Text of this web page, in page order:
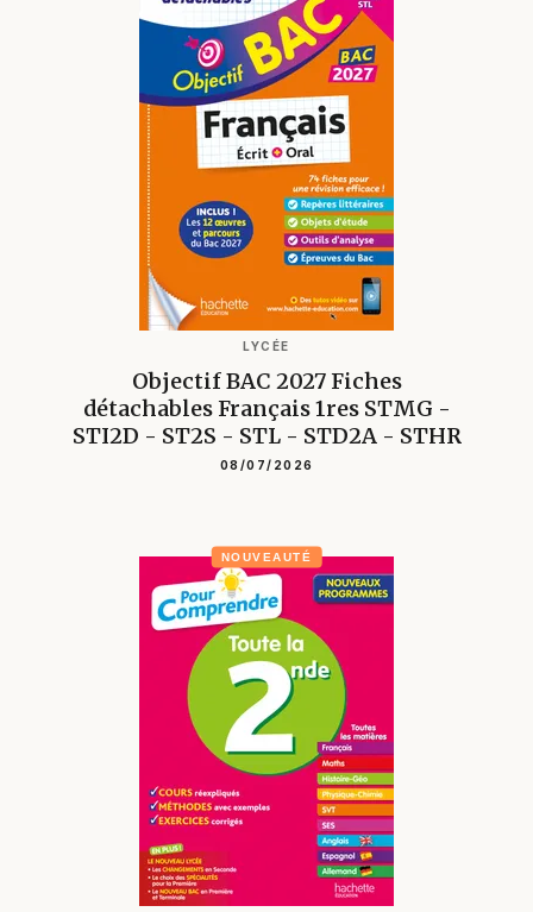
LYCÉE
Objectif BAC 2027 Fiches
détachables Français 1res STMG -
STI2D - ST2S - STL - STD2A - STHR
08/07/2026
NOUVEAUTÉ